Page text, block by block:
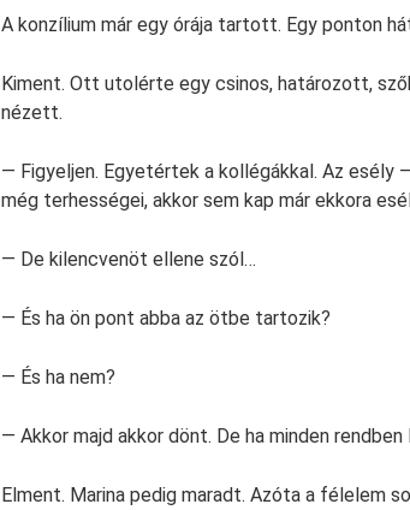
A konzílium már egy órája tartott. Egy ponton
Kiment. Ott utolérte egy csinos, határozott,
nézett.
— Figyeljen. Egyetértek a kollégákkal. Az esély
még terhességei, akkor sem kap már ekkora
— De kilencvenöt ellene szól…
— És ha ön pont abba az ötbe tartozik?
— És ha nem?
— Akkor majd akkor dönt. De ha minden
Elment. Marina pedig maradt. Azóta a félelem